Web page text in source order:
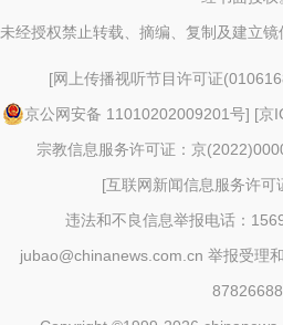
未经授权禁止转载、摘编、复制及建立镜
[网上传播视听节目许可证
京公网安备 11010202009201号] [京
宗教信息服务许可证：京
[互联网新闻信息服务许可
违法和不良信息举报电话：
jubao@chinanews.com.cn 举报受理
87826688